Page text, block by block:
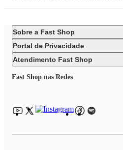
Sobre a Fast Shop
Portal de Privacidade
Atendimento Fast Shop
Fast Shop nas Redes